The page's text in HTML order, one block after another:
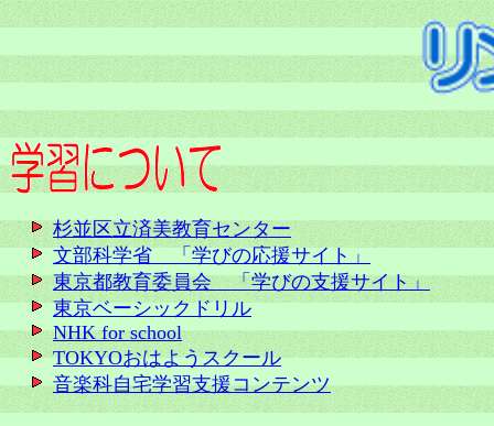
杉並区立済美教育センター
文部科学省 「学びの応援サイト」
東京都教育委員会 「学びの支援サイト」
東京ベーシックドリル
NHK for school
TOKYOおはようスクール
音楽科自宅学習支援コンテンツ